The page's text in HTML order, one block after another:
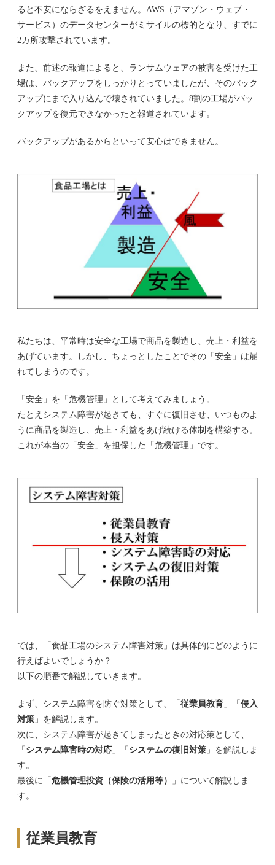
ると不安にならざるをえません。AWS（アマゾン・ウェブ・
サービス）のデータセンターがミサイルの標的となり、すでに
2カ所攻撃されています。
また、前述の報道によると、ランサムウェアの被害を受けた工
場は、バックアップをしっかりとっていましたが、そのバック
アップにまで入り込んで壊されていました。8割の工場がバッ
クアップを復元できなかったと報道されています。
バックアップがあるからといって安心はできません。
私たちは、平常時は安全な工場で商品を製造し、売上・利益を
あげています。しかし、ちょっとしたことでその「安全」は崩
れてしまうのです。
「安全」を「危機管理」として考えてみましょう。
たとえシステム障害が起きても、すぐに復旧させ、いつものよ
うに商品を製造し、売上・利益をあげ続ける体制を構築する。
これが本当の「安全」を担保した「危機管理」です。
では、「食品工場のシステム障害対策」は具体的にどのように
行えばよいでしょうか？
以下の順番で解説していきます。
まず、システム障害を防ぐ対策として、「 従業員教育」「 侵入
対策」を解説します。
次に、システム障害が起きてしまったときの対応策として、
「 システム障害時の対応」「 システムの復旧対策」を解説しま
す。
最後に「 危機管理投資（保険の活用等）
」について解説しま
す。
従業員教育